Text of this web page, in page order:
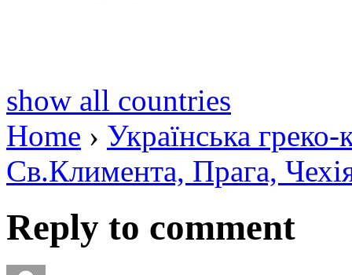
show all countries
Home › Українська греко-
Св.Климента, Прага,
Reply to comment